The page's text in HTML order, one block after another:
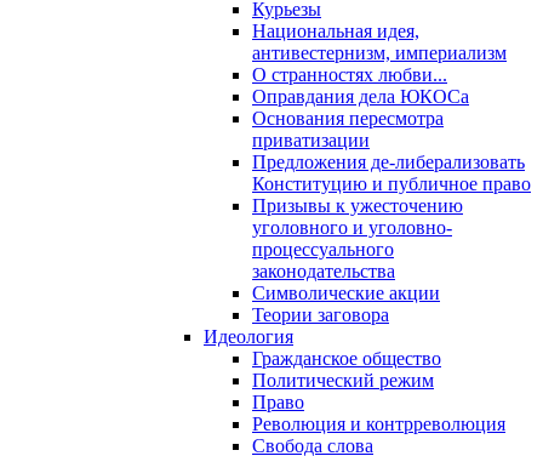
Курьезы
Национальная идея,
антивестернизм, империализм
О странностях любви...
Оправдания дела ЮКОСа
Основания пересмотра
приватизации
Предложения де-либерализовать
Конституцию и публичное право
Призывы к ужесточению
уголовного и уголовно-
процессуального
законодательства
Символические акции
Теории заговора
Идеология
Гражданское общество
Политический режим
Право
Революция и контрреволюция
Свобода слова